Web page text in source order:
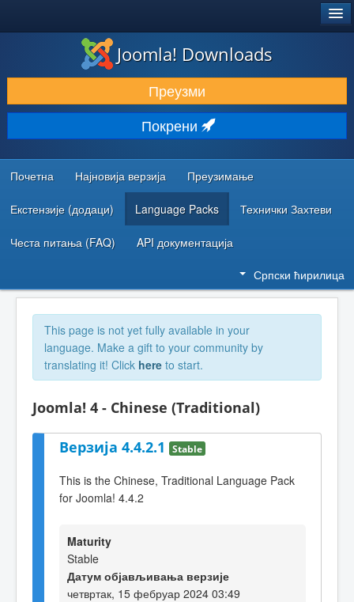
ПРЕУЗИМАЊЕ И ПРОШИРЕЊА (ЕКСТЕНЗИЈЕ)
ОТКРИЈТЕ И НАУЧИТЕ
ЗАЈЕДНИЦА И ПОДРШКА
РЕСУРСИ ЗА РАЗВОЈ
Joomla! Downloads
Преузми
Покрени
Почетна Најновија верзија Преузимање
Екстензије (додаци) Language Packs Технички Захтеви
Честа питања (FAQ) API документација
Српски ћирилица
This page is not yet fully available in your
language. Make a gift to your community by
translating it! Click here to start.
Joomla! 4 - Chinese (Traditional)
Верзија 4.4.2.1 Stable
This is the Chinese, Traditional Language Pack
for Joomla! 4.4.2
Maturity
Stable
Датум објављивања верзије
четвртак, 15 фебруар 2024 03:49